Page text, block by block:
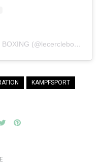
Ein Beitrag geteilt von LE CERCLE BOXING (@lecercleboxing)
KAMPFSPORT